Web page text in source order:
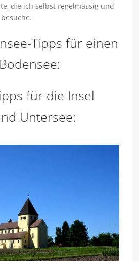
die ich selbst regelmässig und
Tipps für einen
für die Insel
Untersee: